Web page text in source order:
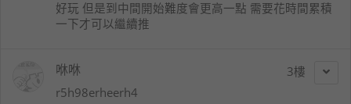
好玩 但是到中間開始難度會更高一點 需要花時間累積
一下才可以繼續推
3
咻咻
r5h98erheerh4